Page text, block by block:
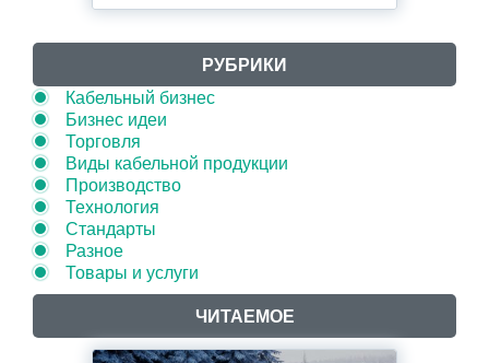
РУБРИКИ
Кабельный бизнес
Бизнес идеи
Торговля
Виды кабельной продукции
Производство
Технология
Стандарты
Разное
Товары и услуги
ЧИТАЕМОЕ